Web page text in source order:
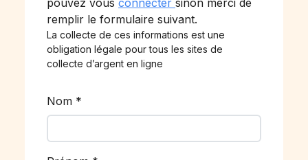
remplir le formulaire suivant.
La collecte de ces informations est une
obligation légale pour tous les sites de
collecte d’argent en ligne
Nom *